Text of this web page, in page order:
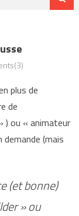
plus de
de
) ou « animateur
demande (mais
(et bonne)
» ou